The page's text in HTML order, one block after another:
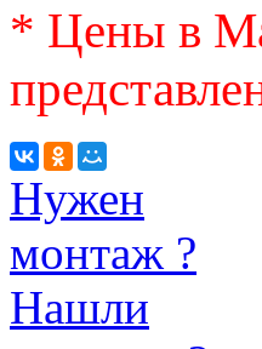
* Цены в
Нужен
монтаж ?
Нашли